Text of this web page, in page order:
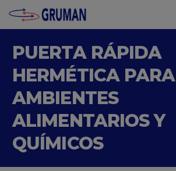
PUERTA RÁPIDA
HERMÉTICA PARA
AMBIENTES
ALIMENTARIOS Y
QUÍMICOS